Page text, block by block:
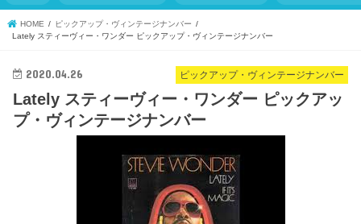
HOME
ピックアップ・ヴィンテージナンバー
Lately スティーヴィー・ワンダー ピックアップ・ヴィンテージナンバー
ピックアップ・ヴィンテージナンバー
2020.04.26
Lately スティーヴィー・ワンダー ピックアッ
プ・ヴィンテージナンバー